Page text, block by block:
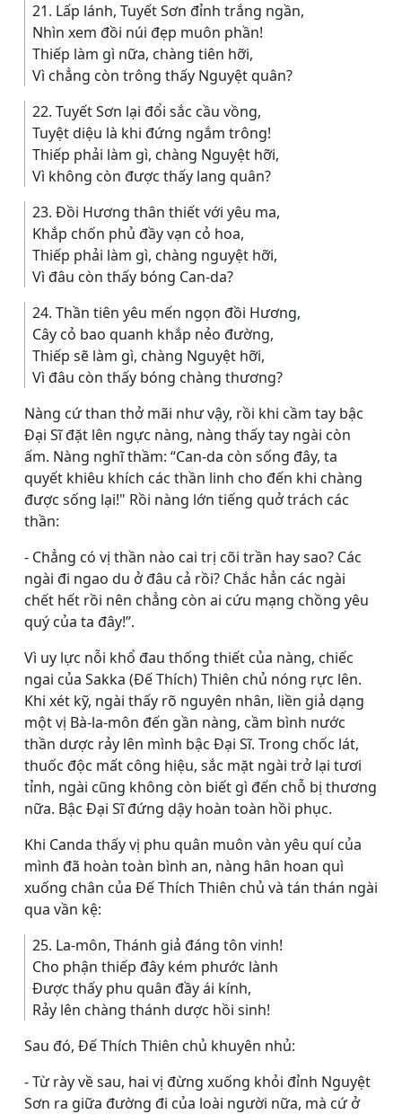
21. Lấp lánh, Tuyết Sơn đỉnh trắng ngần,
Nhìn xem đồi núi đẹp muôn phần!
Thiếp làm gì nữa, chàng tiên hỡi,
Vì chẳng còn trông thấy Nguyệt quân?
22. Tuyết Sơn lại đổi sắc cầu vồng,
Tuyệt diệu là khi đứng ngắm trông!
Thiếp phải làm gì, chàng Nguyệt hỡi,
Vì không còn được thấy lang quân?
23. Ðồi Hương thân thiết với yêu ma,
Khắp chốn phủ đầy vạn cỏ hoa,
Thiếp phải làm gì, chàng nguyệt hỡi,
Vì đâu còn thấy bóng Can-da?
24. Thần tiên yêu mến ngọn đồi Hương,
Cây cỏ bao quanh khắp nẻo đường,
Thiếp sẽ làm gì, chàng Nguyệt hỡi,
Vì đâu còn thấy bóng chàng thương?
Nàng cứ than thở mãi như vậy, rồi khi cầm tay bậc
Ðại Sĩ đặt lên ngực nàng, nàng thấy tay ngài còn
ấm. Nàng nghĩ thầm: “Can-da còn sống đây, ta
quyết khiêu khích các thần linh cho đến khi chàng
được sống lại!" Rồi nàng lớn tiếng quở trách các
thần:
- Chẳng có vị thần nào cai trị cõi trần hay sao? Các
ngài đi ngao du ở đâu cả rồi? Chắc hẳn các ngài
chết hết rồi nên chẳng còn ai cứu mạng chồng yêu
quý của ta đây!”.
Vì uy lực nỗi khổ đau thống thiết của nàng, chiếc
ngai của Sakka (Ðế Thích) Thiên chủ nóng rực lên.
Khi xét kỹ, ngài thấy rõ nguyên nhân, liền giả dạng
một vị Bà-la-môn đến gần nàng, cầm bình nước
thần dược rảy lên mình bậc Ðại Sĩ. Trong chốc lát,
thuốc độc mất công hiệu, sắc mặt ngài trở lại tươi
tỉnh, ngài cũng không còn biết gì đến chỗ bị thương
nữa. Bậc Ðại Sĩ đứng dậy hoàn toàn hồi phục.
Khi Canda thấy vị phu quân muôn vàn yêu quí của
mình đã hoàn toàn bình an, nàng hân hoan quì
xuống chân của Ðế Thích Thiên chủ và tán thán ngài
qua vần kệ:
25. La-môn, Thánh giả đáng tôn vinh!
Cho phận thiếp đây kém phước lành
Ðược thấy phu quân đầy ái kính,
Rảy lên chàng thánh dược hồi sinh!
Sau đó, Ðế Thích Thiên chủ khuyên nhủ:
- Từ rày về sau, hai vị đừng xuống khỏi đỉnh Nguyệt
Sơn ra giữa đường đi của loài người nữa, mà cứ ở